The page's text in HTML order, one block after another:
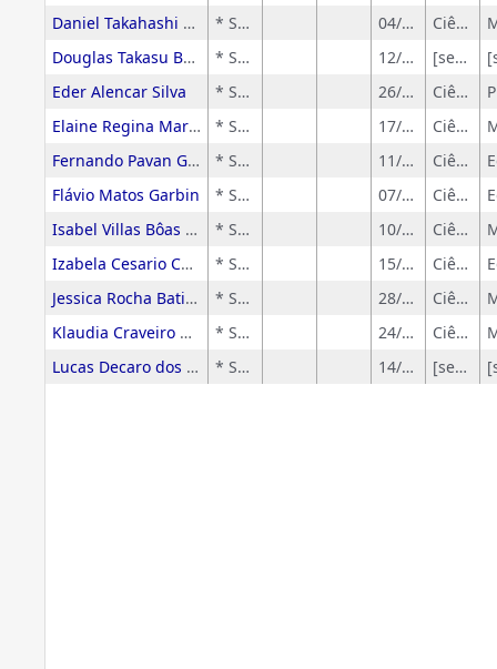
Daniel Takahashi Demetrio de Aquino
* Sem rótulo 04/09/2014
Ciências Exatas e da Terra
Douglas Takasu Bomfim de Oliveira
* Sem rótulo 12/06/2017
[sem-grandeArea]
Eder Alencar Silva
* Sem rótulo 26/06/2025
Ciências Exatas e da Terra
Elaine Regina Marquezin Marinho
* Sem rótulo 17/01/2023
Ciências Exatas e da Terra
Fernando Pavan Guido
* Sem rótulo 11/01/2026
Ciências Humanas
Flávio Matos Garbin
* Sem rótulo 07/11/2021
Ciências Humanas
Isabel Villas Bôas Bonacella
* Sem rótulo 10/10/2019
Ciências Exatas e da Terra
Izabela Cesario Correa Ananias
* Sem rótulo 15/06/2019
Ciências Humanas
Jessica Rocha Batista
* Sem rótulo 28/01/2020
Ciências Exatas e da Terra
Klaudia Craveiro da Cunha Moretta
* Sem rótulo 24/09/2025
Ciências Exatas e da Terra
Lucas Decaro dos Santos da Silva
* Sem rótulo 14/08/2020 [sem-grandeArea]